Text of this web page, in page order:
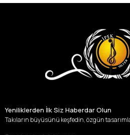
Yeniliklerden İlk Siz Haberdar Olun
Takıların büyüsünü keşfedin, özgün